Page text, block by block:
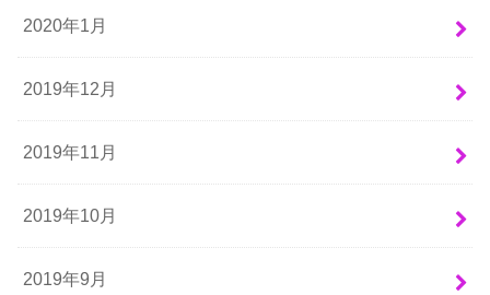
2020年1月
2019年12月
2019年11月
2019年10月
2019年9月